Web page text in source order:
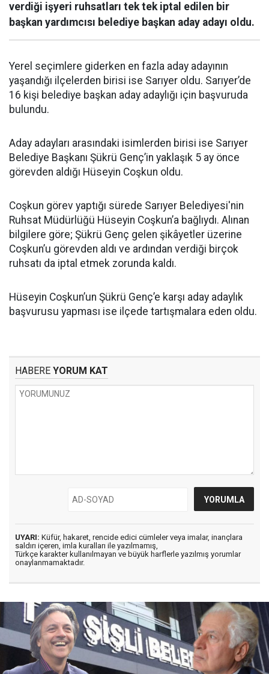
verdiği işyeri ruhsatları tek tek iptal edilen bir
başkan yardımcısı belediye başkan aday adayı oldu.
Yerel seçimlere giderken en fazla aday adayının
yaşandığı ilçelerden birisi ise Sarıyer oldu. Sarıyer’de
16 kişi belediye başkan aday adaylığı için başvuruda
bulundu.
Aday adayları arasındaki isimlerden birisi ise Sarıyer
Belediye Başkanı Şükrü Genç’in yaklaşık 5 ay önce
görevden aldığı Hüseyin Coşkun oldu.
Coşkun görev yaptığı sürede Sarıyer Belediyesi'nin
Ruhsat Müdürlüğü Hüseyin Coşkun’a bağlıydı. Alınan
bilgilere göre; Şükrü Genç gelen şikâyetler üzerine
Coşkun’u görevden aldı ve ardından verdiği birçok
ruhsatı da iptal etmek zorunda kaldı.
Hüseyin Coşkun’un Şükrü Genç’e karşı aday adaylık
başvurusu yapması ise ilçede tartışmalara eden oldu.
HABERE YORUM KAT
UYARI: Küfür, hakaret, rencide edici cümleler veya imalar, inançlara
saldırı içeren, imla kuralları ile yazılmamış,
Türkçe karakter kullanılmayan ve büyük harflerle yazılmış yorumlar
onaylanmamaktadır.